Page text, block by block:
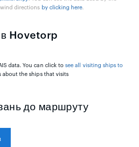
directions by clicking here.
в Hovetorp
data. You can click tosee all visiting ships to
about the ships that visits
до маршруту